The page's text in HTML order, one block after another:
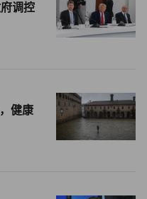
受冲击的生产计划、评估
、估算财务风险、标记客
、财务及客户运营推荐行
类与系统交互的全新方
而非削弱企业系统战略重
调控
健康